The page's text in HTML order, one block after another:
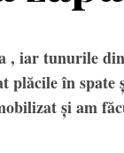
, iar tunurile
plăcile în
și am